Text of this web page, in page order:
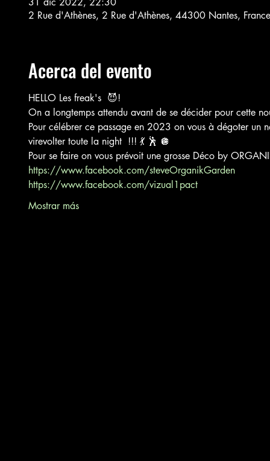
2 Rue d'Athènes, 2 Rue d'Athènes, 44300 Nantes, France
Acerca del evento
HELLO Les freak's  😈!
On a longtemps attendu avant de se décider pour cette
Pour célébrer ce passage en 2023 on vous à dégoter un
virevolter toute la night  !!! 💃 🕺 🪩
Pour se faire on vous prévoit une grosse Déco by
https://www.facebook.com/steveOrganikGarden
https://www.facebook.com/vizual1pact
Mostrar más